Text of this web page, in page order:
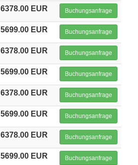
6378.00 EUR Buchungsanfrage
5699.00 EUR Buchungsanfrage
6378.00 EUR Buchungsanfrage
5699.00 EUR Buchungsanfrage
6378.00 EUR Buchungsanfrage
5699.00 EUR Buchungsanfrage
6378.00 EUR Buchungsanfrage
5699.00 EUR Buchungsanfrage